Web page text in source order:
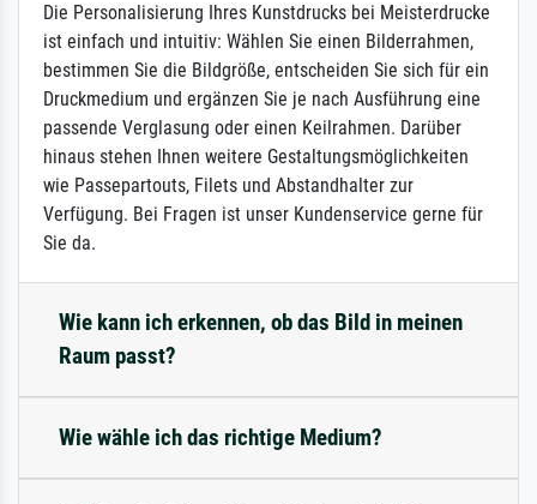
Die Personalisierung Ihres Kunstdrucks bei Meisterdrucke
ist einfach und intuitiv: Wählen Sie einen Bilderrahmen,
bestimmen Sie die Bildgröße, entscheiden Sie sich für ein
Druckmedium und ergänzen Sie je nach Ausführung eine
passende Verglasung oder einen Keilrahmen. Darüber
hinaus stehen Ihnen weitere Gestaltungsmöglichkeiten
wie Passepartouts, Filets und Abstandhalter zur
Verfügung. Bei Fragen ist unser Kundenservice gerne für
Sie da.
Wie kann ich erkennen, ob das Bild in meinen
Raum passt?
Wie wähle ich das richtige Medium?